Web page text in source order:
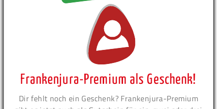
Frankenjura-Premium als Geschenk!
Dir fehlt noch ein Geschenk? Frankenjura-Premium